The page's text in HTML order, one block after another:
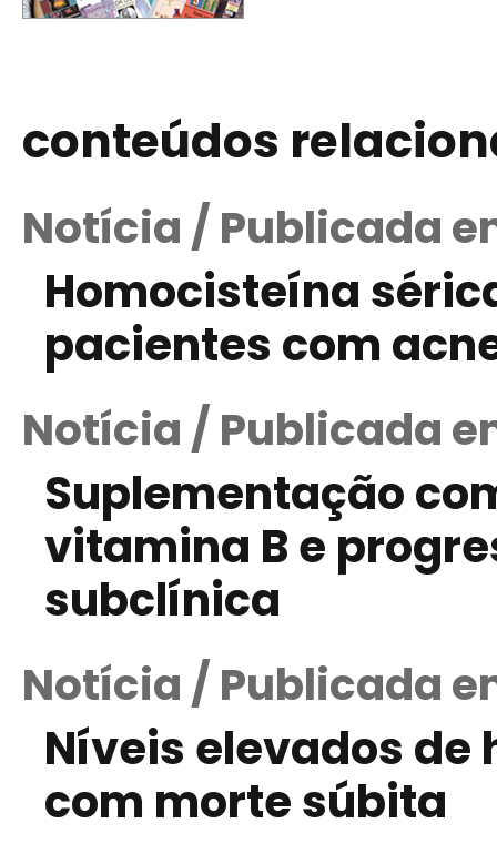
conteúdos
Notícia / Publicada
Homocisteína
pacientes com
Notícia / Publicada
Suplementação
vitamina B e
subclínica
Notícia / Publicada
Níveis elevados
com morte súbita